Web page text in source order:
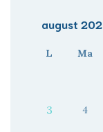
august
L Ma
3 4